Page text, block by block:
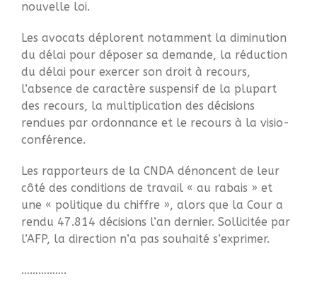
20 juin 2023 : Journée
internationale des réfugies
AFT CR de la réunion du 25
mai 2023
Assemblée générale du 29
mars 2023
nouvelle loi.
Les avocats déplorent notamment la diminution
du délai pour déposer sa demande, la réduction
du délai pour exercer son droit à recours,
l’absence de caractère suspensif de la plupart
des recours, la multiplication des décisions
rendues par ordonnance et le recours à la visio-
conférence.
Les rapporteurs de la CNDA dénoncent de leur
côté des conditions de travail « au rabais » et
une « politique du chiffre », alors que la Cour a
rendu 47.814 décisions l’an dernier. Sollicitée par
l’AFP, la direction n’a pas souhaité s’exprimer.
…………….